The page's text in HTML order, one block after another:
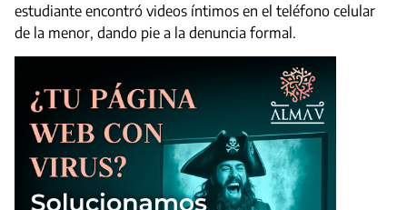
estudiante encontró videos íntimos en el teléfono celular
de la menor, dando pie a la denuncia formal.